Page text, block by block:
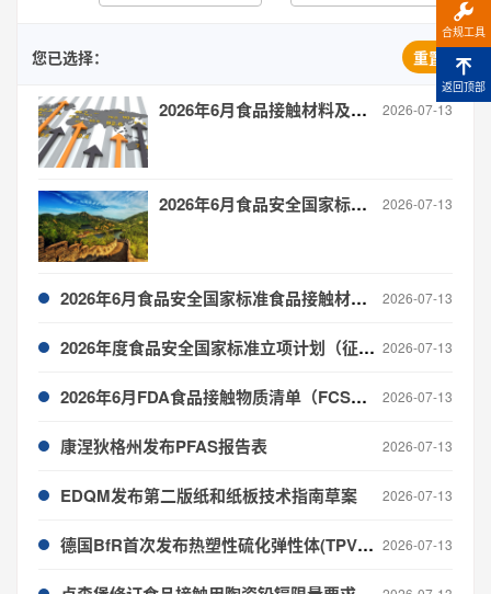
您已选择： 重置
2026年6月食品接触材料及制品 全球法规更新信息汇总 2026-07-13
2026年6月食品安全国家标准食品接触材料产品标准制修订进度与概况 2026-07-13
2026年6月食品安全国家标准食品接触材料检测方法制修订进度与概况 2026-07-13
2026年度食品安全国家标准立项计划（征求意见稿）公开征求意见 2026-07-13
2026年6月FDA食品接触物质清单（FCS）更新 2026-07-13
康涅狄格州发布PFAS报告表 2026-07-13
EDQM发布第二版纸和纸板技术指南草案 2026-07-13
德国BfR首次发布热塑性硫化弹性体(TPV)建议书 2026-07-13
合规工具
返回顶部